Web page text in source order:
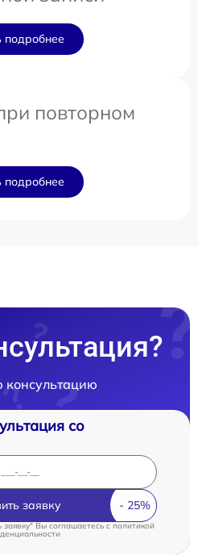
подробнее
повторном
подробнее
консультацию
со
заявку
Вы соглашаетесь cполитикой